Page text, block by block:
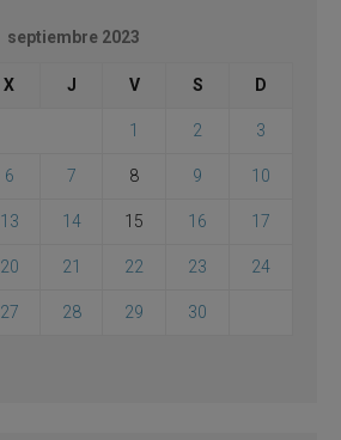
septiembre 2023
X J V S D
1 2 3
6 7 8 9 10
13 14 15 16 17
20 21 22 23 24
27 28 29 30